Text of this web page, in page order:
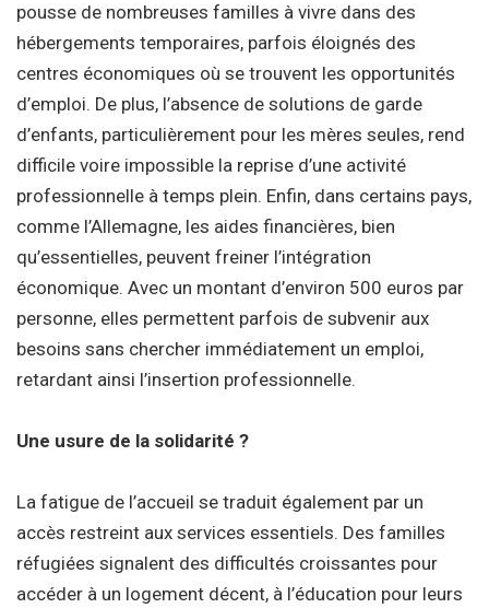
pousse de nombreuses familles à vivre dans des
hébergements temporaires, parfois éloignés des
centres économiques où se trouvent les opportunités
d’emploi. De plus, l’absence de solutions de garde
d’enfants, particulièrement pour les mères seules, rend
difficile voire impossible la reprise d’une activité
professionnelle à temps plein. Enfin, dans certains pays,
comme l’Allemagne, les aides financières, bien
qu’essentielles, peuvent freiner l’intégration
économique. Avec un montant d’environ 500 euros par
personne, elles permettent parfois de subvenir aux
besoins sans chercher immédiatement un emploi,
retardant ainsi l’insertion professionnelle.
Une usure de la solidarité ?
La fatigue de l’accueil se traduit également par un
accès restreint aux services essentiels. Des familles
réfugiées signalent des difficultés croissantes pour
accéder à un logement décent, à l’éducation pour leurs